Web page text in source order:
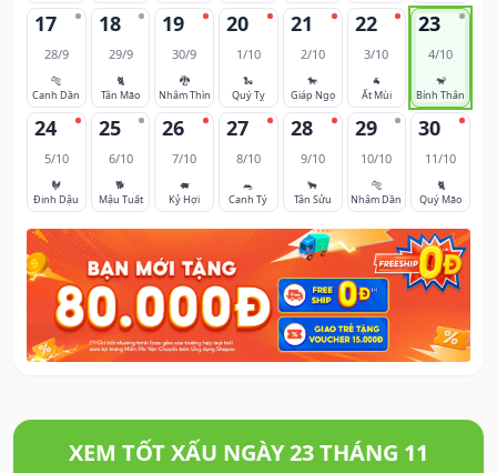
17
28/9
🐅
Canh Dần
18
29/9
🐈
Tân Mão
19
30/9
🐉
Nhâm Thìn
20
1/10
🐍
Quý Tỵ
21
2/10
🐎
Giáp Ngọ
22
3/10
🐐
Ất Mùi
23
4/10
🐒
Bính Thân
24
5/10
🐓
Đinh Dậu
25
6/10
🐕
Mậu Tuất
26
7/10
🐖
Kỷ Hợi
27
8/10
🐀
Canh Tý
28
9/10
🐂
Tân Sửu
29
10/10
🐅
Nhâm Dần
30
11/10
🐈
Quý Mão
XEM TỐT XẤU NGÀY 23 THÁNG 11